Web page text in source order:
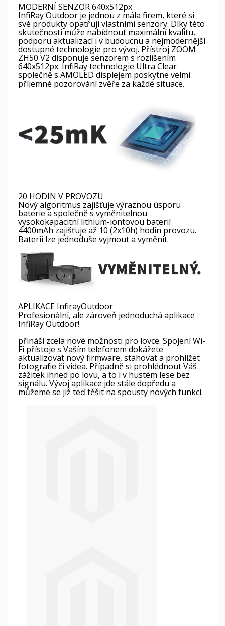
MODERNÍ SENZOR 640x512px
InfiRay Outdoor je jednou z mála firem, které si
své produkty opatřují vlastními senzory. Díky této
skutečnosti může nabídnout maximální kvalitu,
podporu aktualizací i v budoucnu a nejmodernější
dostupné technologie pro vývoj. Přístroj ZOOM
ZH50 V2 disponuje senzorem s rozlišením
640x512px. InfiRay technologie Ultra Clear
společně s AMOLED displejem poskytne velmi
příjemné pozorování zvěře za každé situace.
20 HODIN V PROVOZU
Nový algoritmus zajišťuje výraznou úsporu
baterie a společně s vyměnitelnou
vysokokapacitní lithium-iontovou baterií
4400mAh zajišťuje až 10 (2x10h) hodin provozu.
Baterii lze jednoduše vyjmout a vyměnit.
APLIKACE InfirayOutdoor
Profesionální, ale zároveň jednoduchá aplikace
InfiRay Outdoor!
přináší zcela nové možnosti pro lovce. Spojení Wi-
Fi přístoje s Vaším telefonem dokážete
aktualizovat nový firmware, stahovat a prohlížet
fotografie či videa. Případně si prohlédnout Váš
zážitek ihned po lovu, a to i v hustém lese bez
signálu. Vývoj aplikace jde stále dopředu a
můžeme se již teď těšit na spousty nových funkcí.